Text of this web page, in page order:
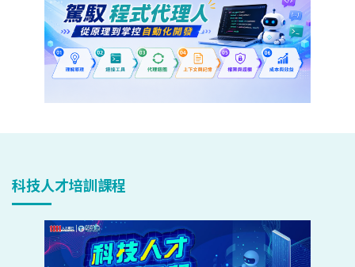
科技人才培訓課程